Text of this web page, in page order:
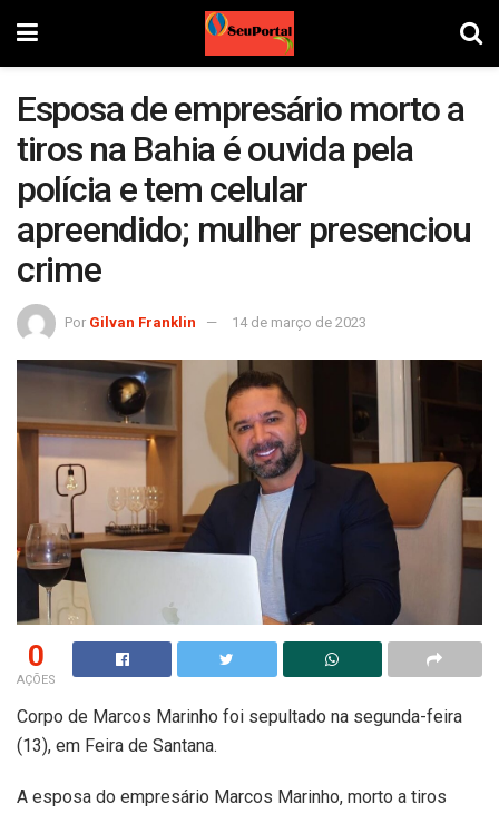
Esposa de empresário morto a
tiros na Bahia é ouvida pela
polícia e tem celular
apreendido; mulher presenciou
crime
Por Gilvan Franklin 14 de março de 2023
0
AÇÕES
Corpo de Marcos Marinho foi sepultado na segunda-feira
(13), em Feira de Santana.
A esposa do empresário Marcos Marinho, morto a tiros